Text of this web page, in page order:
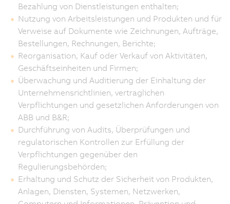
Bezahlung von Dienstleistungen enthalten;
Nutzung von Arbeitsleistungen und Produkten und für
Verweise auf Dokumente wie Zeichnungen, Aufträge,
Bestellungen, Rechnungen, Berichte;
Reorganisation, Kauf oder Verkauf von Aktivitäten,
Geschäftseinheiten und Firmen;
Überwachung und Auditierung der Einhaltung der
Unternehmensrichtlinien, vertraglichen
Verpflichtungen und gesetzlichen Anforderungen von
ABB und B&R;
Durchführung von Audits, Überprüfungen und
regulatorischen Kontrollen zur Erfüllung der
Verpflichtungen gegenüber den
Regulierungsbehörden;
Erhaltung und Schutz der Sicherheit von Produkten,
Anlagen, Diensten, Systemen, Netzwerken,